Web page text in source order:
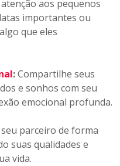
aos pequenos
importantes ou
que eles
:Compartilhe seus
e sonhos com seu
emocional profunda.
parceiro de forma
suas qualidades e
vida.